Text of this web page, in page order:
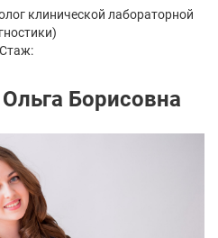
клинической лабораторной
Стаж:
Борисовна